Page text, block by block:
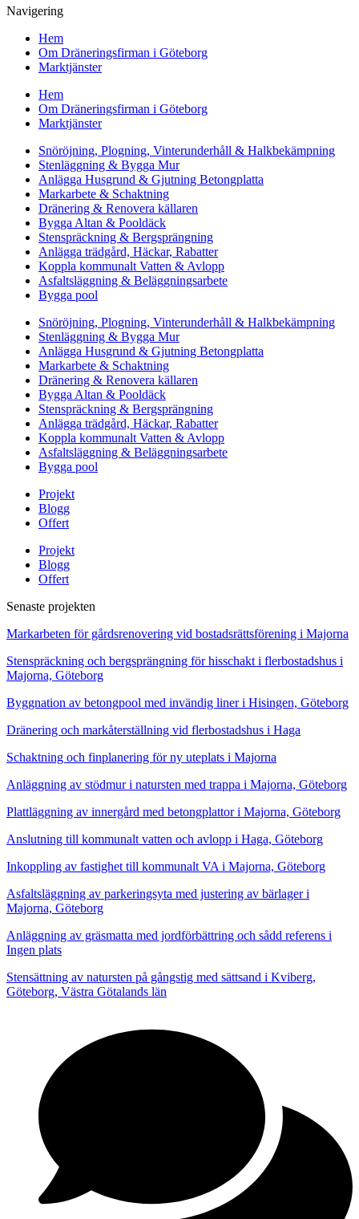
Navigering
Hem
Om Dräneringsfirman i Göteborg
Marktjänster
Hem
Om Dräneringsfirman i Göteborg
Marktjänster
Snöröjning, Plogning, Vinterunderhåll & Halkbekämpning
Stenläggning & Bygga Mur
Anlägga Husgrund & Gjutning Betongplatta
Markarbete & Schaktning
Dränering & Renovera källaren
Bygga Altan & Pooldäck
Stenspräckning & Bergsprängning
Anlägga trädgård, Häckar, Rabatter
Koppla kommunalt Vatten & Avlopp
Asfaltsläggning & Beläggningsarbete
Bygga pool
Snöröjning, Plogning, Vinterunderhåll & Halkbekämpning
Stenläggning & Bygga Mur
Anlägga Husgrund & Gjutning Betongplatta
Markarbete & Schaktning
Dränering & Renovera källaren
Bygga Altan & Pooldäck
Stenspräckning & Bergsprängning
Anlägga trädgård, Häckar, Rabatter
Koppla kommunalt Vatten & Avlopp
Asfaltsläggning & Beläggningsarbete
Bygga pool
Projekt
Blogg
Offert
Projekt
Blogg
Offert
Senaste projekten
Markarbeten för gårdsrenovering vid bostadsrättsförening i Majorna
Stenspräckning och bergsprängning för hisschakt i flerbostadshus i
Majorna, Göteborg
Byggnation av betongpool med invändig liner i Hisingen, Göteborg
Dränering och markåterställning vid flerbostadshus i Haga
Schaktning och finplanering för ny uteplats i Majorna
Anläggning av stödmur i natursten med trappa i Majorna, Göteborg
Plattläggning av innergård med betongplattor i Majorna, Göteborg
Anslutning till kommunalt vatten och avlopp i Haga, Göteborg
Inkoppling av fastighet till kommunalt VA i Majorna, Göteborg
Asfaltsläggning av parkeringsyta med justering av bärlager i
Majorna, Göteborg
Anläggning av gräsmatta med jordförbättring och sådd referens i
Ingen plats
Stensättning av natursten på gångstig med sättsand i Kviberg,
Göteborg, Västra Götalands län